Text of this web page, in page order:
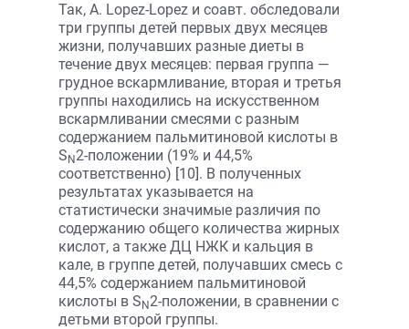
Так, А. Lopez-Lopez и соавт. обследовали
три группы детей первых двух месяцев
жизни, получавших разные диеты в
течение двух месяцев: первая группа —
грудное вскармливание, вторая и третья
группы находились на искусственном
вскармливании смесями с разным
содержанием пальмитиновой кислоты в
S N 2-положении (19% и 44,5%
соответственно) [10]. В полученных
результатах указывается на
статистически значимые различия по
содержанию общего количества жирных
кислот, а также ДЦ НЖК и кальция в
кале, в группе детей, получавших смесь с
44,5% содержанием пальмитиновой
кислоты в S N 2-положении, в сравнении с
детьми второй группы.